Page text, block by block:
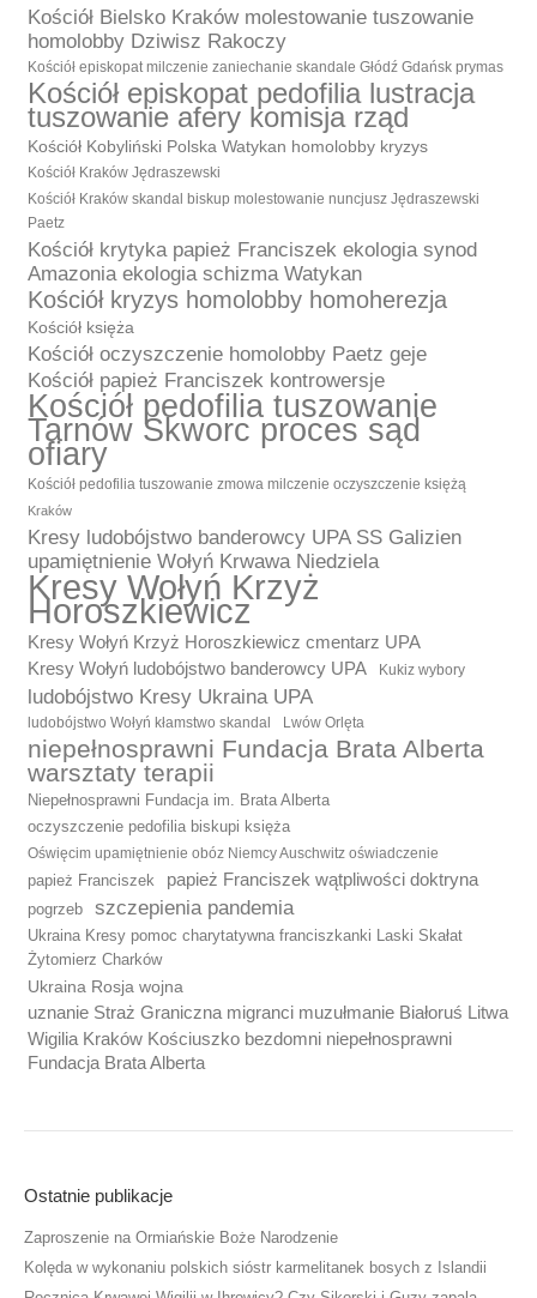
Kościół Bielsko Kraków molestowanie tuszowanie
homolobby Dziwisz Rakoczy
Kościół episkopat milczenie zaniechanie skandale Głódź Gdańsk prymas
Kościół episkopat pedofilia lustracja
tuszowanie afery komisja rząd
Kościół Kobyliński Polska Watykan homolobby kryzys
Kościół Kraków Jędraszewski
Kościół Kraków skandal biskup molestowanie nuncjusz Jędraszewski
Paetz
Kościół krytyka papież Franciszek ekologia synod
Amazonia ekologia schizma Watykan
Kościół kryzys homolobby homoherezja
Kościół księża
Kościół oczyszczenie homolobby Paetz geje
Kościół papież Franciszek kontrowersje
Kościół pedofilia tuszowanie
Tarnów Skworc proces sąd
ofiary
Kościół pedofilia tuszowanie zmowa milczenie oczyszczenie księżą
Kraków
Kresy ludobójstwo banderowcy UPA SS Galizien
upamiętnienie Wołyń Krwawa Niedziela
Kresy Wołyń Krzyż
Horoszkiewicz
Kresy Wołyń Krzyż Horoszkiewicz cmentarz UPA
Kresy Wołyń ludobójstwo banderowcy UPA
Kukiz wybory
ludobójstwo Kresy Ukraina UPA
ludobójstwo Wołyń kłamstwo skandal Lwów Orlęta
niepełnosprawni Fundacja Brata Alberta
warsztaty terapii
Niepełnosprawni Fundacja im. Brata Alberta
oczyszczenie pedofilia biskupi księża
Oświęcim upamiętnienie obóz Niemcy Auschwitz oświadczenie
papież Franciszek papież Franciszek wątpliwości doktryna
pogrzeb szczepienia pandemia
Ukraina Kresy pomoc charytatywna franciszkanki Laski Skałat
Żytomierz Charków
Ukraina Rosja wojna
uznanie Straż Graniczna migranci muzułmanie Białoruś Litwa
Wigilia Kraków Kościuszko bezdomni niepełnosprawni
Fundacja Brata Alberta
Ostatnie publikacje
Zaproszenie na Ormiańskie Boże Narodzenie
Kolęda w wykonaniu polskich sióstr karmelitanek bosych z Islandii